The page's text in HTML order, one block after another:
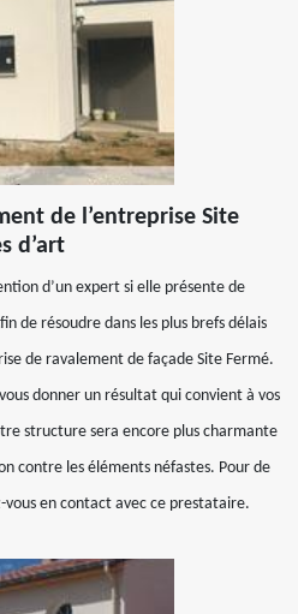
de l’entreprise Site
d’art
d’un expert si elle présente de
de résoudre dans les plus brefs délais
de ravalement de façade Site Fermé.
donner un résultat qui convient à vos
structure sera encore plus charmante
contre les éléments néfastes. Pour de
en contact avec ce prestataire.